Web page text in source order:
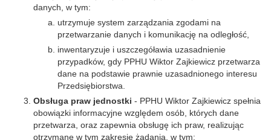
danych, w tym:
utrzymuje system zarządzania zgodami na
przetwarzanie danych i komunikację na odległość,
inwentaryzuje i uszczegóławia uzasadnienie
przypadków, gdy PPHU Wiktor Zajkiewicz przetwarza
dane na podstawie prawnie uzasadnionego interesu
Przedsiębiorstwa.
Obsługa praw jednostki - PPHU Wiktor Zajkiewicz spełnia
obowiązki informacyjne względem osób, których dane
przetwarza, oraz zapewnia obsługę ich praw, realizując
otrzymane w tym zakresie żądania, w tym: